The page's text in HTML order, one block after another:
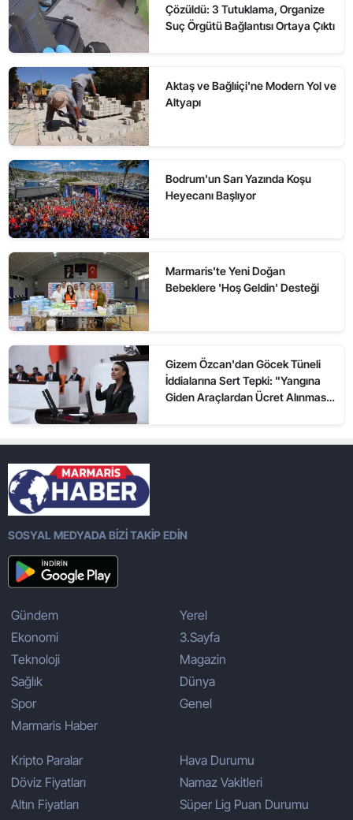
Çözüldü: 3 Tutuklama, Organize
Suç Örgütü Bağlantısı Ortaya Çıktı
Aktaş ve Bağlıiçi'ne Modern Yol ve
Altyapı
Bodrum'un Sarı Yazında Koşu
Heyecanı Başlıyor
Marmaris'te Yeni Doğan
Bebeklere 'Hoş Geldin' Desteği
Gizem Özcan'dan Göcek Tüneli
İddialarına Sert Tepki: "Yangına
Giden Araçlardan Ücret Alınması
SOSYAL MEDYADA BİZİ TAKİP EDİN
Gündem
Ekonomi
Teknoloji
Sağlık
Spor
Marmaris Haber
Yerel
3.Sayfa
Magazin
Dünya
Genel
Kripto Paralar
Döviz Fiyatları
Altın Fiyatları
Hava Durumu
Namaz Vakitleri
Süper Lig Puan Durumu